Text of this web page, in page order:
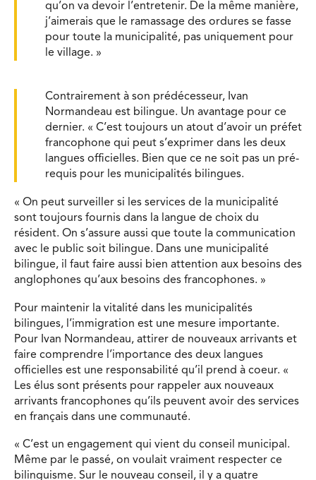
qu’on va devoir l’entretenir. De la même manière,
j’aimerais que le ramassage des ordures se fasse
pour toute la municipalité, pas uniquement pour
le village. »
Contrairement à son prédécesseur, Ivan
Normandeau est bilingue. Un avantage pour ce
dernier. « C’est toujours un atout d’avoir un préfet
francophone qui peut s’exprimer dans les deux
langues officielles. Bien que ce ne soit pas un pré-
requis pour les municipalités bilingues.
« On peut surveiller si les services de la municipalité
sont toujours fournis dans la langue de choix du
résident. On s’assure aussi que toute la communication
avec le public soit bilingue. Dans une municipalité
bilingue, il faut faire aussi bien attention aux besoins des
anglophones qu’aux besoins des francophones. »
Pour maintenir la vitalité dans les municipalités
bilingues, l’immigration est une mesure importante.
Pour Ivan Normandeau, attirer de nouveaux arrivants et
faire comprendre l’importance des deux langues
officielles est une responsabilité qu’il prend à coeur. «
Les élus sont présents pour rappeler aux nouveaux
arrivants francophones qu’ils peuvent avoir des services
en français dans une communauté.
« C’est un engagement qui vient du conseil municipal.
Même par le passé, on voulait vraiment respecter ce
bilinguisme. Sur le nouveau conseil, il y a quatre